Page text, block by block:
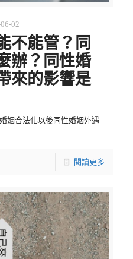
02
不能管？同
辦？同性婚
來的影響是
姻合法化以後同性婚姻外遇
閱讀更多